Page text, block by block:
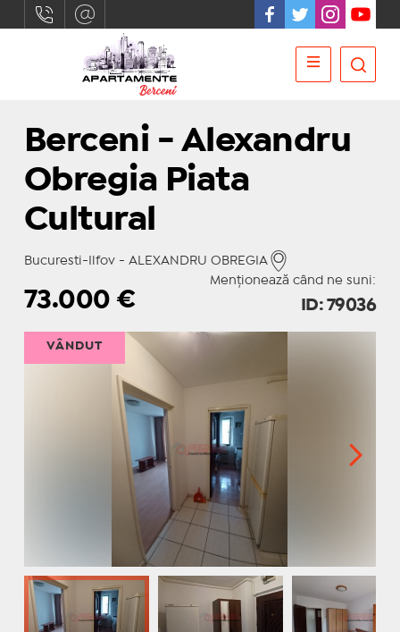
Berceni - Alexandru
Obregia Piata
Cultural
Bucuresti-Ilfov - ALEXANDRU OBREGIA
Menționează când ne suni:
73.000€ ID: 79036
VÂNDUT